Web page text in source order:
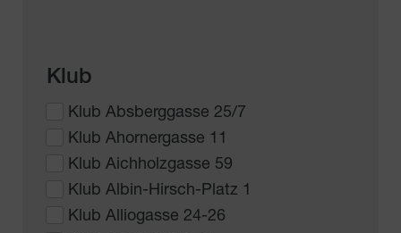
Klub
Klub Absberggasse 25/7
Klub Ahornergasse 11
Klub Aichholzgasse 59
Klub Albin-Hirsch-Platz 1
Klub Alliogasse 24-26